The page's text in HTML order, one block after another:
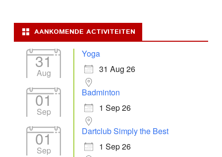
AANKOMENDE ACTIVITEITEN
31
Aug
Yoga
31 Aug 26
01
Sep
Badminton
1 Sep 26
01
Sep
Dartclub Simply the Best
1 Sep 26